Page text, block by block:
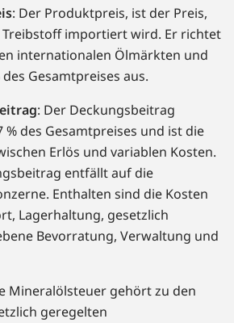
: Der Produktpreis, ist der Preis,
importiert wird. Er richtet
internationalen Ölmärkten und
Gesamtpreises aus.
: Der Deckungsbeitrag
% des Gesamtpreises und ist die
Erlös und variablen Kosten.
entfällt auf die
Enthalten sind die Kosten
Lagerhaltung, gesetzlich
Bevorratung, Verwaltung und
Mineralölsteuer gehört zu den
geregelten